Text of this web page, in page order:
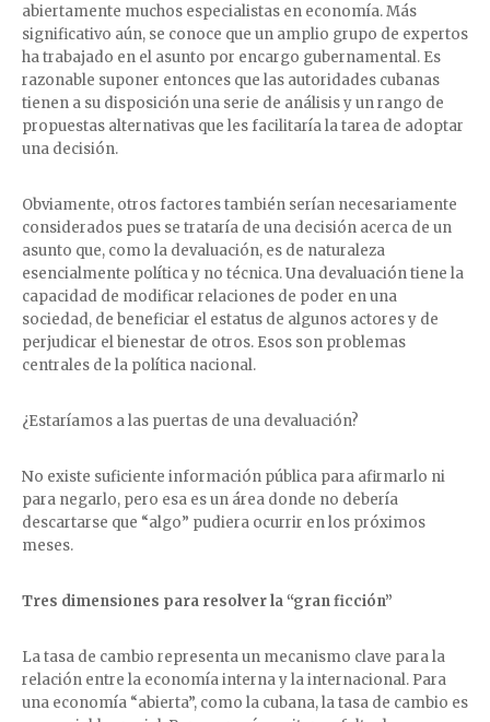
abiertamente muchos especialistas en economía. Más
significativo aún, se conoce que un amplio grupo de expertos
ha trabajado en el asunto por encargo gubernamental. Es
razonable suponer entonces que las autoridades cubanas
tienen a su disposición una serie de análisis y un rango de
propuestas alternativas que les facilitaría la tarea de adoptar
una decisión.
Obviamente, otros factores también serían necesariamente
considerados pues se trataría de una decisión acerca de un
asunto que, como la devaluación, es de naturaleza
esencialmente política y no técnica. Una devaluación tiene la
capacidad de modificar relaciones de poder en una
sociedad, de beneficiar el estatus de algunos actores y de
perjudicar el bienestar de otros. Esos son problemas
centrales de la política nacional.
¿Estaríamos a las puertas de una devaluación?
No existe suficiente información pública para afirmarlo ni
para negarlo, pero esa es un área donde no debería
descartarse que “algo” pudiera ocurrir en los próximos
meses.
Tres dimensiones para resolver la “gran ficción”
La tasa de cambio representa un mecanismo clave para la
relación entre la economía interna y la internacional. Para
una economía “abierta”, como la cubana, la tasa de cambio es